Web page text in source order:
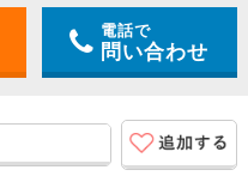
電話で
問い合わせ